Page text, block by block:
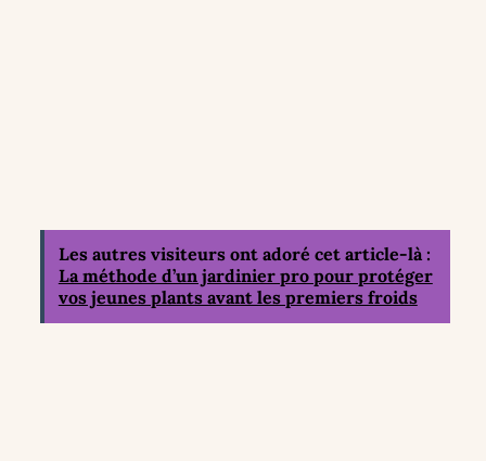
Les autres visiteurs ont adoré cet article-là :
La méthode d’un jardinier pro pour protéger
vos jeunes plants avant les premiers froids